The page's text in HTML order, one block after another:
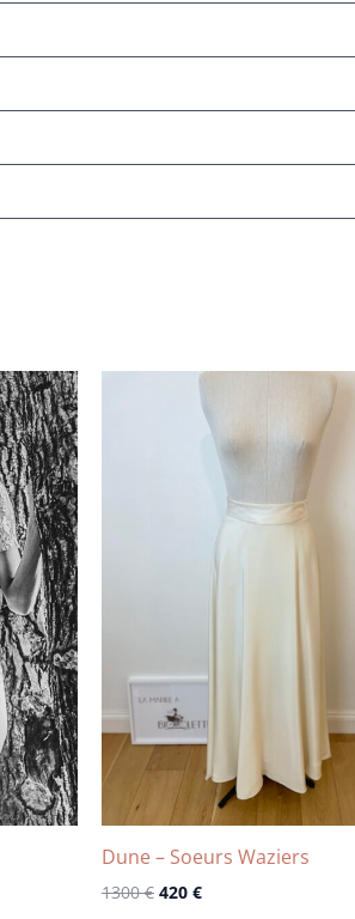
Dune – Soeurs Waziers
1300€ 420 €
Le
prix
actuel
est :
420 €.